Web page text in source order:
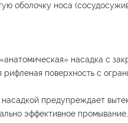
оболочку носа
насадка с
поверхность с
предупреждает
эффективное